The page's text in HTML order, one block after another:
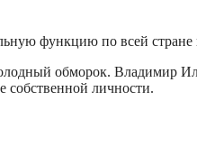
функцию по всей стране
обморок. Владимир
собственной личности.